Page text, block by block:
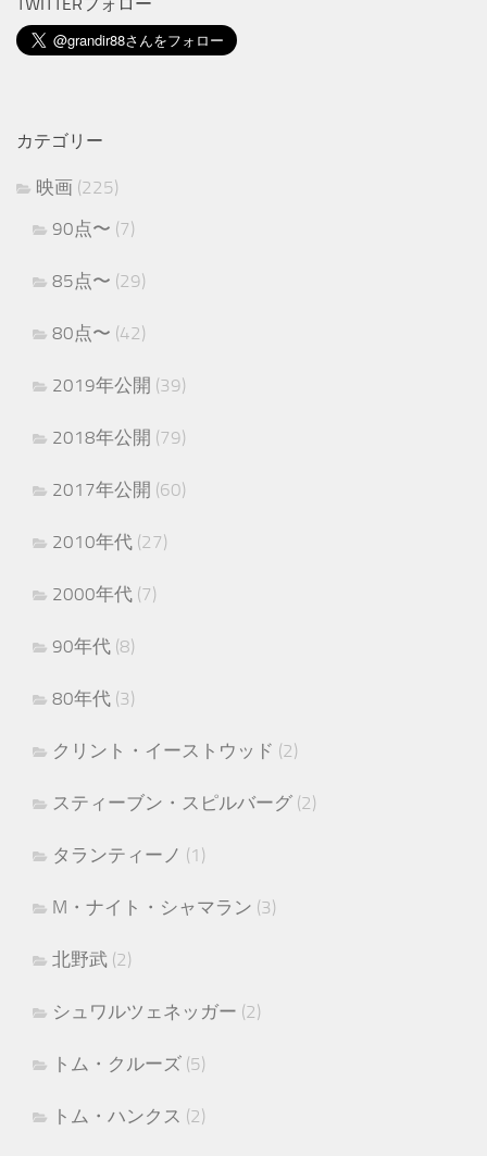
TWITTERフォロー
カテゴリー
映画 (225)
90点〜 (7)
85点〜 (29)
80点〜 (42)
2019年公開 (39)
2018年公開 (79)
2017年公開 (60)
2010年代 (27)
2000年代 (7)
90年代 (8)
80年代 (3)
クリント・イーストウッド (2)
スティーブン・スピルバーグ (2)
タランティーノ (1)
M・ナイト・シャマラン (3)
北野武 (2)
シュワルツェネッガー (2)
トム・クルーズ (5)
トム・ハンクス (2)